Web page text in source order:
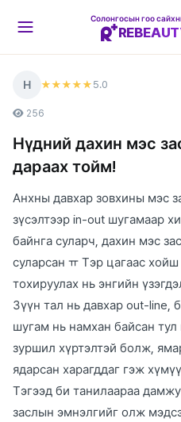
Н ★★★★★ 5.0
256
Нүдний дахин мэс
дараах тойм!
Анхны давхар зовхины мэс
зүсэлтээр in-out шугамаар
байнга суларч, дахин мэс
суларсан ㅠ Тэр цагаас
тохируулах нь энгийн
Зүүн тал нь давхар out-line,
шугам нь намхан байсан тул
зуршил хүртэлтэй болж,
ядарсан харагддаг гэж
Тэгээд би танилаараа
заслын эмнэлгийг олж